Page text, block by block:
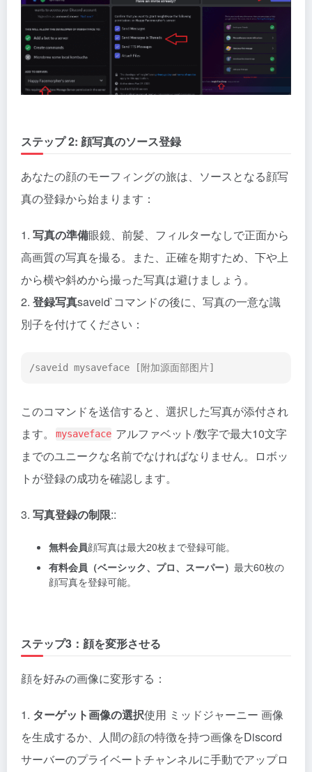
ステップ 2: 顔写真のソース登録
あなたの顔のモーフィングの旅は、ソースとなる顔写
真の登録から始まります：
1. 写真の準備眼鏡、前髪、フィルターなしで正面から
高画質の写真を撮る。また、正確を期すため、下や上
から横や斜めから撮った写真は避けましょう。
2. 登録写真saveid`コマンドの後に、写真の一意な識
別子を付けてください：
/saveid mysaveface [附加源面部图片]
このコマンドを送信すると、選択した写真が添付され
ます。
mysaveface アルファベット/数字で最大10文字
までのユニークな名前でなければなりません。ロボッ
トが登録の成功を確認します。
3. 写真登録の制限::
無料会員顔写真は最大20枚まで登録可能。
有料会員（ベーシック、プロ、スーパー） 最大60枚の
顔写真を登録可能。
ステップ3：顔を変形させる
顔を好みの画像に変形する：
1. ターゲット画像の選択使用 ミッドジャーニー 画像
を生成するか、人間の顔の特徴を持つ画像をDiscord
サーバーのプライベートチャンネルに手動でアップロ